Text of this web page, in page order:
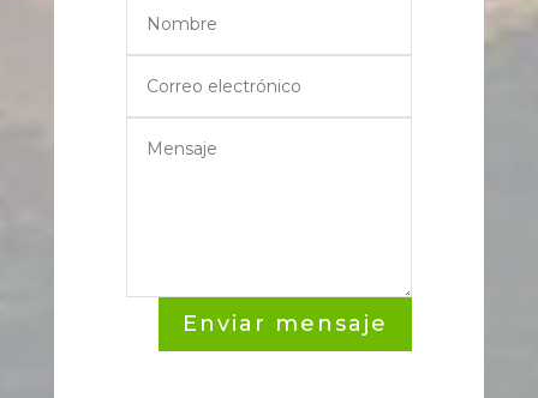
Enviar mensaje